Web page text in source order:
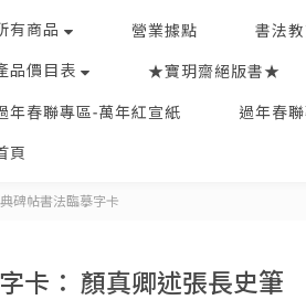
有商品 營業據點 書法
品價目表 ★寶玥齋絕版書★
年春聯專區-萬年紅宣紙 過年春
頁
碑帖書法臨摹字卡
卡： 顏真卿述張長史筆